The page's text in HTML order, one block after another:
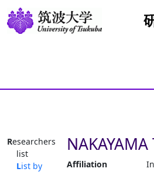
Researchers
list
List by
Affiliation